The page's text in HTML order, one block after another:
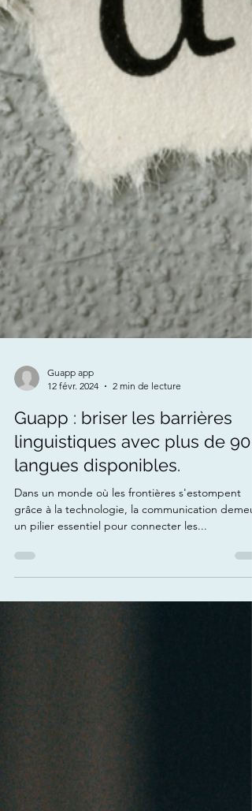
Guapp app
12 févr. 2024
2 min de lecture
Guapp : briser les barrières
linguistiques avec plus de 90
langues disponibles.
grâce à la technologie, la communication
un pilier essentiel pour connecter les...